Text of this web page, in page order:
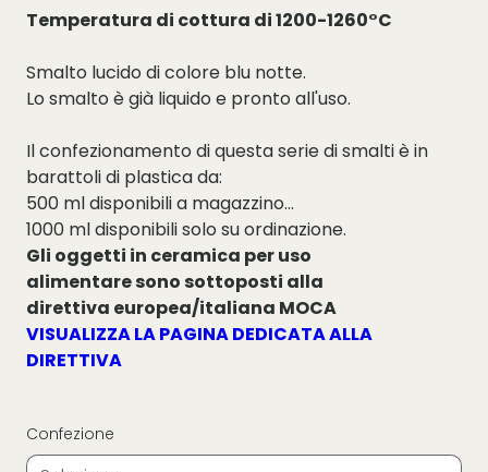
Temperatura di cottura di 1200-1260°C
Smalto lucido di colore blu notte.
Lo smalto è già liquido e pronto all'uso.
Il confezionamento di questa serie di smalti è in
barattoli di plastica da:
500 ml disponibili a magazzino
1000 ml disponibili solo su ordinazione.
Gli oggetti in ceramica per uso
alimentare sono sottoposti alla
direttiva europea/italiana MOCA
VISUALIZZA LA PAGINA DEDICATA ALLA
DIRETTIVA
Confezione